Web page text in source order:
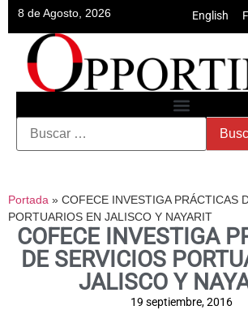
8 de Agosto, 2026 English
Portada » COFECE INVESTIGA PRÁCTICAS
PORTUARIOS EN JALISCO Y NAYARIT
COFECE INVESTIGA
DE SERVICIOS
JALISCO Y
19 septiembre, 2016